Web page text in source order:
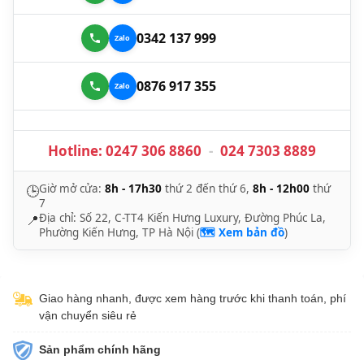
0342 137 999
0876 917 355
Hotline: 0247 306 8860 - 024 7303 8889
🕒Giờ mở cửa: 8h - 17h30 thứ 2 đến thứ 6, 8h - 12h00 thứ
7
📍Địa chỉ: Số 22, C-TT4 Kiến Hưng Luxury, Đường Phúc La,
Phường Kiến Hưng, TP Hà Nội (🗺️ Xem bản đồ)
Giao hàng nhanh, được xem hàng trước khi thanh toán, phí
vận chuyển siêu rẻ
Sản phẩm chính hãng